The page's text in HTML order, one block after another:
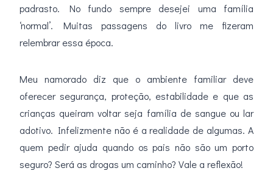
padrasto. No fundo sempre desejei uma família
‘normal’. Muitas passagens do livro me fizeram
relembrar essa época.
Meu namorado diz que o ambiente familiar deve
oferecer segurança, proteção, estabilidade e que as
crianças queiram voltar seja família de sangue ou lar
adotivo. Infelizmente não é a realidade de algumas. A
quem pedir ajuda quando os pais não são um porto
seguro? Será as drogas um caminho? Vale a reflexão!